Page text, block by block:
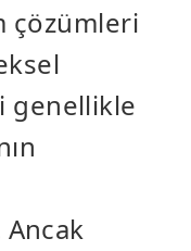
çözümleri
genellikle